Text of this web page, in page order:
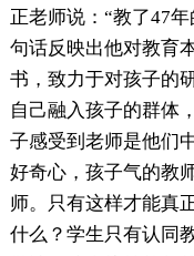
正老师说：“教了47
句话反映出他对教育
书，致力于对孩子的
自己融入孩子的群体
子感受到老师是他们
好奇心，孩子气的教
师。只有这样才能真
什么？学生只有认同